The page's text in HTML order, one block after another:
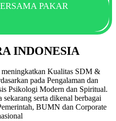
PAKAR
INDONESIA
meningkatkan Kualitas SDM &
pada Pengalaman dan
Psikologi Modern dan Spiritual.
serta dikenal berbagai
BUMN dan Corporate